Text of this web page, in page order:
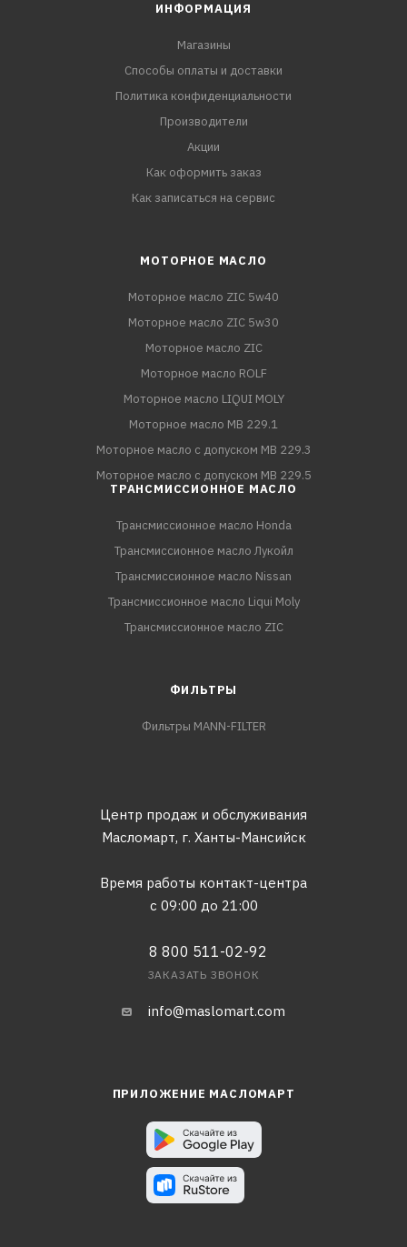
ИНФОРМАЦИЯ
Магазины
Способы оплаты и доставки
Политика конфиденциальности
Производители
Акции
Как оформить заказ
Как записаться на сервис
МОТОРНОЕ МАСЛО
Моторное масло ZIC 5w40
Моторное масло ZIC 5w30
Моторное масло ZIC
Моторное масло ROLF
Моторное масло LIQUI MOLY
Моторное масло MB 229.1
Моторное масло с допуском MB 229.3
Моторное масло с допуском MB 229.5
ТРАНСМИССИОННОЕ МАСЛО
Трансмиссионное масло Honda
Трансмиссионное масло Лукойл
Трансмиссионное масло Nissan
Трансмиссионное масло Liqui Moly
Трансмиссионное масло ZIC
ФИЛЬТРЫ
Фильтры MANN-FILTER
Центр продаж и обслуживания
Масломарт, г. Ханты-Мансийск
Время работы контакт-центра
с 09:00 до 21:00
8 800 511-02-92
ЗАКАЗАТЬ ЗВОНОК
info@maslomart.com
ПРИЛОЖЕНИЕ МАСЛОМАРТ